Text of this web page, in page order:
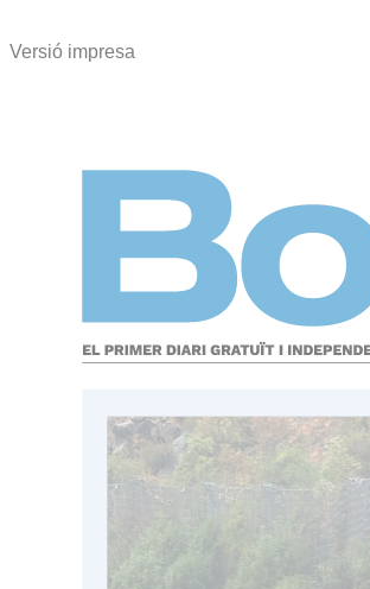
Versió impresa